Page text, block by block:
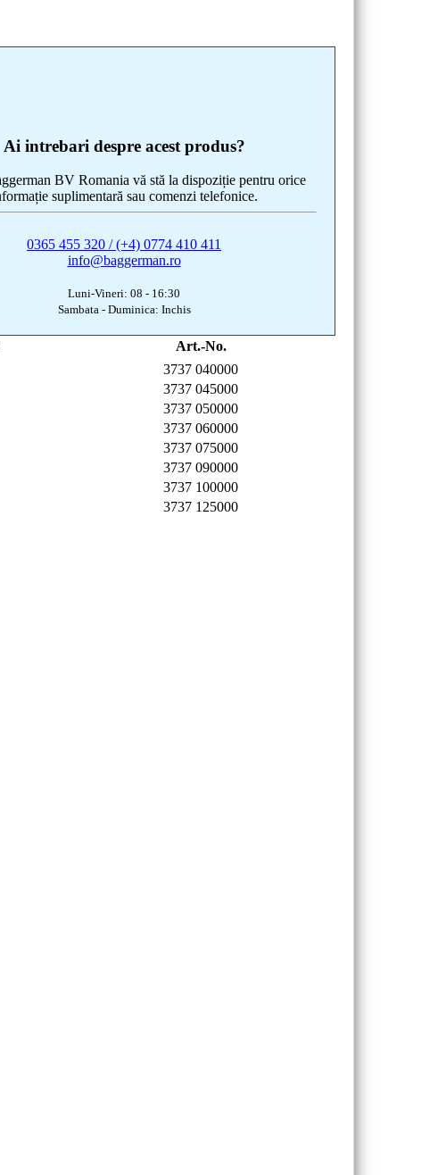
Ai intrebari despre acest produs?
BV Romania vă stă la dispoziție pentru orice
suplimentară sau comenzi telefonice.
0365 455 320 / (+4) 0774 410 411
info@baggerman.ro
Luni-Vineri: 08 - 16:30
Sambata - Duminica: Inchis
Art.-No.
3737 040000
3737 045000
3737 050000
3737 060000
3737 075000
3737 090000
3737 100000
3737 125000